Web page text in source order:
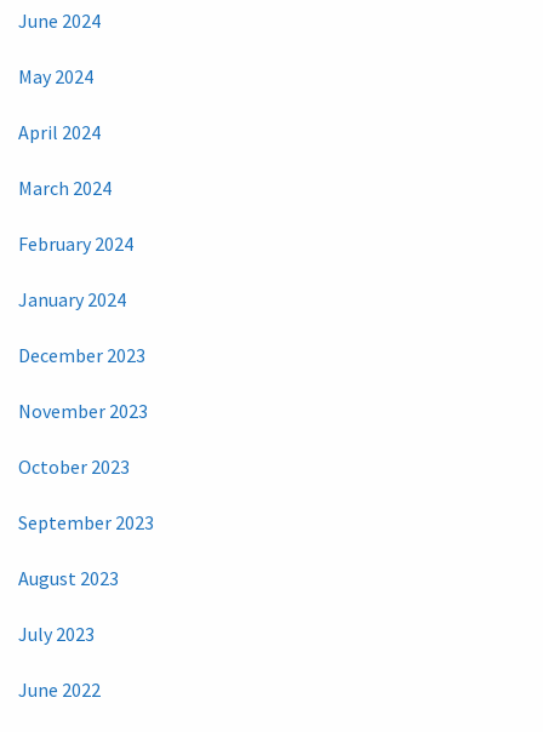
June 2024
May 2024
April 2024
March 2024
February 2024
January 2024
December 2023
November 2023
October 2023
September 2023
August 2023
July 2023
June 2022